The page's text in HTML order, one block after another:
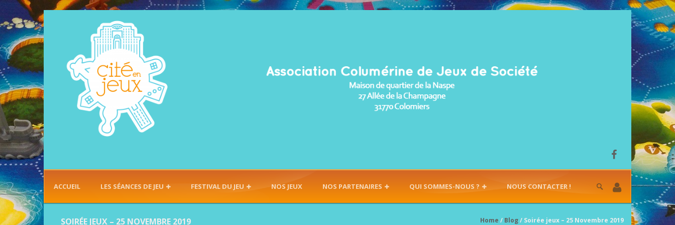
ACCUEIL LES SÉANCES DE JEU FESTIVAL DU JEU NOS JEUX NOS PARTENAIRES QUI SOMMES-NOUS ? NOUS CONTACTER !
SOIRÉE JEUX – 25 NOVEMBRE 2019 Home / Blog/ Soirée jeux – 25 Novembre 2019